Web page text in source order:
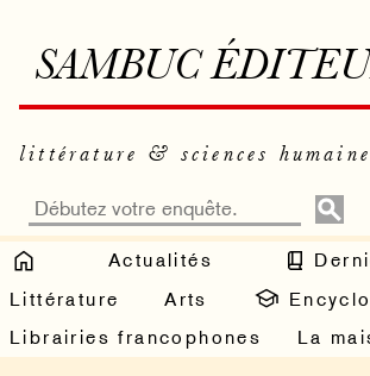
SAMBUC
littérature & sciences
Actualités
Littérature
Arts
Librairies francophones
La